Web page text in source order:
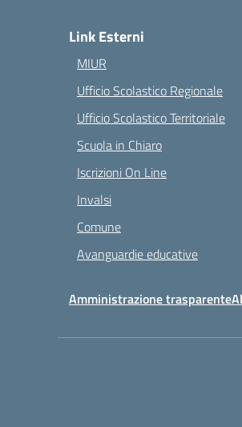
Link Esterni
MIUR
Ufficio Scolastico Regionale
Ufficio Scolastico Territoriale
Scuola in Chiaro
Iscrizioni On Line
Invalsi
Comune
Avanguardie educative
Amministrazione trasparente